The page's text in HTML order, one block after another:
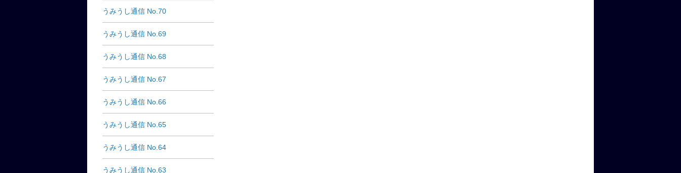
うみうし通信 No.70
うみうし通信 No.69
うみうし通信 No.68
うみうし通信 No.67
うみうし通信 No.66
うみうし通信 No.65
うみうし通信 No.64
うみうし通信 No.63